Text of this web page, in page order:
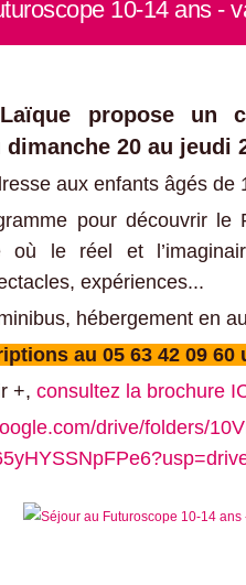
10-14 ans -
propose un
20 au jeudi
aux enfants âgés de
pour découvrir le
où le réel et
expériences...
hébergement en
au 05 63 42 09 60
+, consultez la brochure
drive/folders/